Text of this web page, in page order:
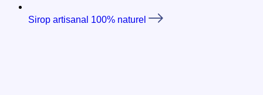
Sirop artisanal 100% naturel